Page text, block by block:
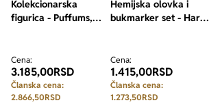
Kolekcionarska
figurica - Puffums,
Cena:
3.185,00RSD
Članska cena:
2.866,50RSD
Hemijska olovka i
bukmarker set - Harry
Cena:
1.415,00RSD
Članska cena:
1.273,50RSD